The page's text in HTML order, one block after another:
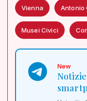
Vienna Antonio
Musei Civici
New